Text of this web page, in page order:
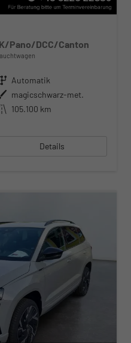
Pano/DCC/Canton
Getriebe Automatik
Außenfarbe magicschwarz-met.
Kilometerstand 105.100 km
Details